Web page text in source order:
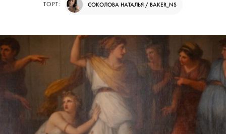
ТОРТ: СОКОЛОВА НАТАЛЬЯ / BAKER_NS